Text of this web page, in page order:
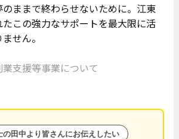
ままで終わらせないために。江東
この強力なサポートを最大限に活
せん。
支援等事業について
の田中より皆さんにお伝えしたい